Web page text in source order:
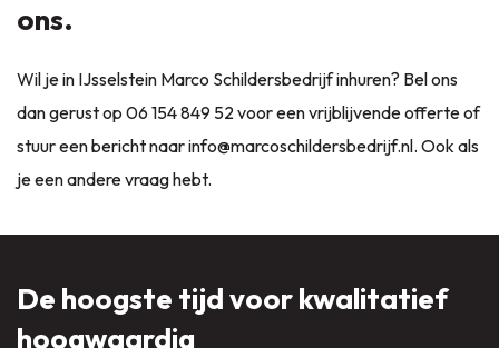
ons.
Wil je in IJsselstein Marco Schildersbedrijf inhuren? Bel ons
dan gerust op 06 154 849 52voor een vrijblijvende offerte of
stuur een bericht naarinfo@marcoschildersbedrijf.nl. Ook als
je een andere vraag hebt.
De hoogste tijd voor kwalitatief
hoogwaardig